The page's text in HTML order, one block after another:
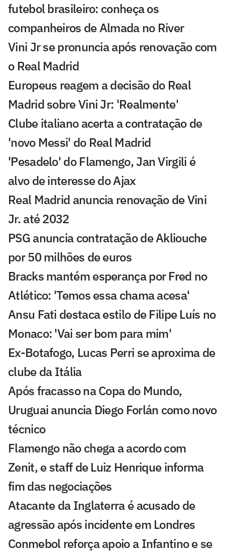
futebol brasileiro: conheça os
companheiros de Almada no River
Vini Jr se pronuncia após renovação com
o Real Madrid
Europeus reagem a decisão do Real
Madrid sobre Vini Jr: 'Realmente'
Clube italiano acerta a contratação de
'novo Messi' do Real Madrid
'Pesadelo' do Flamengo, Jan Virgili é
alvo de interesse do Ajax
Real Madrid anuncia renovação de Vini
Jr. até 2032
PSG anuncia contratação de Akliouche
por 50 milhões de euros
Bracks mantém esperança por Fred no
Atlético: 'Temos essa chama acesa'
Ansu Fati destaca estilo de Filipe Luís no
Monaco: 'Vai ser bom para mim'
Ex-Botafogo, Lucas Perri se aproxima de
clube da Itália
Após fracasso na Copa do Mundo,
Uruguai anuncia Diego Forlán como novo
técnico
Flamengo não chega a acordo com
Zenit, e staff de Luiz Henrique informa
fim das negociações
Atacante da Inglaterra é acusado de
agressão após incidente em Londres
Conmebol reforça apoio a Infantino e se